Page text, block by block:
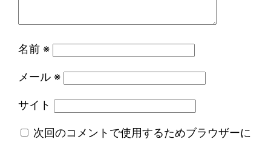
名前 ※
メール ※
サイト
次回のコメントで使用するためブラウザーに